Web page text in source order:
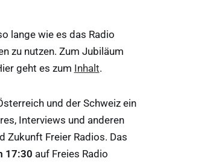
lange wie es das Radio
zu nutzen. Zum Jubiläum
geht es zum Inhalt.
und der Schweiz ein
Interviews und anderen
Zukunft Freier Radios. Das
17:30 auf Freies Radio